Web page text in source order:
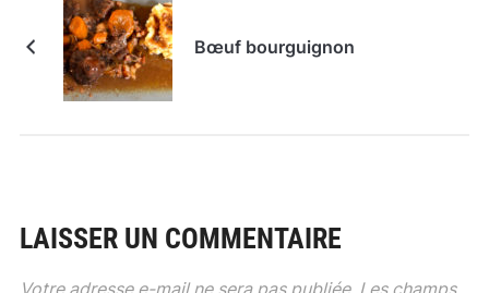
Bœuf bourguignon
LAISSER UN COMMENTAIRE